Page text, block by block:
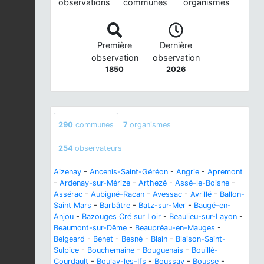
observations communes organismes
Première
observation
1850
Dernière
observation
2026
290 communes 7 organismes
254 observateurs
Aizenay - Ancenis-Saint-Géréon - Angrie - Apremont
- Ardenay-sur-Mérize - Arthezé - Assé-le-Boisne -
Assérac - Aubigné-Racan - Avessac - Avrillé - Ballon-
Saint Mars - Barbâtre - Batz-sur-Mer - Baugé-en-
Anjou - Bazouges Cré sur Loir - Beaulieu-sur-Layon -
Beaumont-sur-Dême - Beaupréau-en-Mauges -
Belgeard - Benet - Besné - Blain - Blaison-Saint-
Sulpice - Bouchemaine - Bouguenais - Bouillé-
Courdault - Boulay-les-Ifs - Boussay - Bousse -